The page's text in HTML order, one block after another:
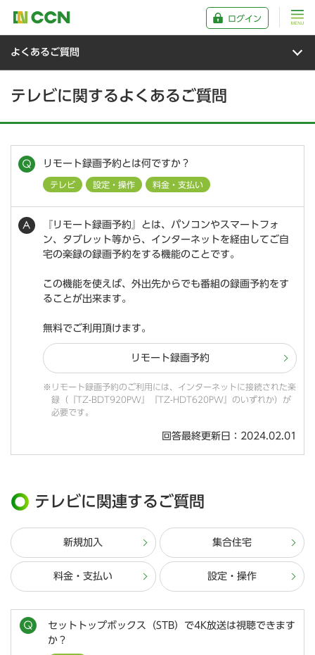
ログイン
よくあるご質問
テレビに関するよくあるご質問
リモート録画予約とは何ですか？
テレビ 設定・操作 料金・支払い
『リモート録画予約』とは、パソコンやスマートフォ
ン、タブレット等から、インターネットを経由してご自
宅の楽録の録画予約をする機能のことです。
この機能を使えば、外出先からでも番組の録画予約をす
ることが出来ます。
無料でご利用頂けます。
リモート録画予約
※リモート録画予約のご利用には、インターネットに接続された楽
録（『TZ-BDT920PW』『TZ-HDT620PW』のいずれか）が
必要です。
回答最終更新日：2024.02.01
テレビに関連するご質問
新規加入 集合住宅
料金・支払い 設定・操作
セットトップボックス（STB）で4K放送は視聴できます
か？